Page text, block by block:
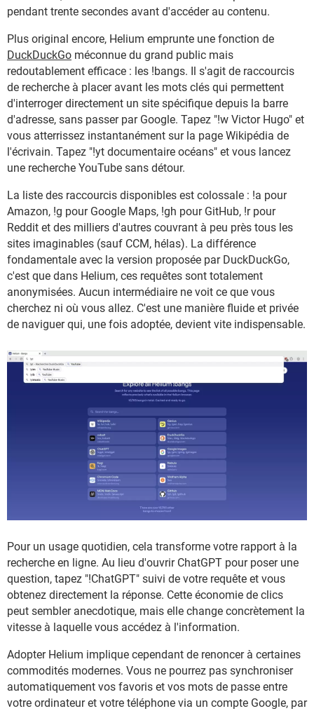
pendant trente secondes avant d'accéder au contenu.
Plus original encore, Helium emprunte une fonction de
DuckDuckGo méconnue du grand public mais
redoutablement efficace : les !bangs. Il s'agit de raccourcis
de recherche à placer avant les mots clés qui permettent
d'interroger directement un site spécifique depuis la barre
d'adresse, sans passer par Google. Tapez "!w Victor Hugo" et
vous atterrissez instantanément sur la page Wikipédia de
l'écrivain. Tapez "!yt documentaire océans" et vous lancez
une recherche YouTube sans détour.
La liste des raccourcis disponibles est colossale : !a pour
Amazon, !g pour Google Maps, !gh pour GitHub, !r pour
Reddit et des milliers d'autres couvrant à peu près tous les
sites imaginables (sauf CCM, hélas). La différence
fondamentale avec la version proposée par DuckDuckGo,
c'est que dans Helium, ces requêtes sont totalement
anonymisées. Aucun intermédiaire ne voit ce que vous
cherchez ni où vous allez. C'est une manière fluide et privée
de naviguer qui, une fois adoptée, devient vite indispensable.
Pour un usage quotidien, cela transforme votre rapport à la
recherche en ligne. Au lieu d'ouvrir ChatGPT pour poser une
question, tapez "!ChatGPT" suivi de votre requête et vous
obtenez directement la réponse. Cette économie de clics
peut sembler anecdotique, mais elle change concrètement la
vitesse à laquelle vous accédez à l'information.
Adopter Helium implique cependant de renoncer à certaines
commodités modernes. Vous ne pourrez pas synchroniser
automatiquement vos favoris et vos mots de passe entre
votre ordinateur et votre téléphone via un compte Google, par